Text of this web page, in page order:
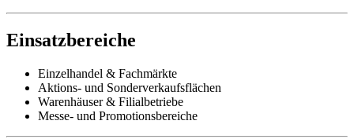
Einsatzbereiche
Einzelhandel & Fachmärkte
Aktions- und Sonderverkaufsflächen
Warenhäuser & Filialbetriebe
Messe- und Promotionsbereiche